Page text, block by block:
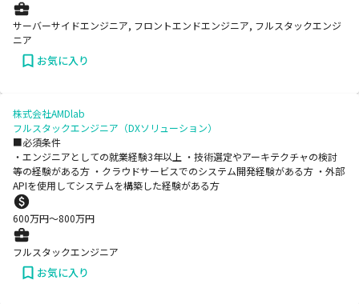
サーバーサイドエンジニア, フロントエンドエンジニア, フルスタックエンジ
ニア
お気に入り
株式会社AMDlab
フルスタックエンジニア（DXソリューション）
■必須条件
・エンジニアとしての就業経験3年以上 ・技術選定やアーキテクチャの検討
等の経験がある方 ・クラウドサービスでのシステム開発経験がある方 ・外部
APIを使用してシステムを構築した経験がある方
600万円〜800万円
フルスタックエンジニア
お気に入り